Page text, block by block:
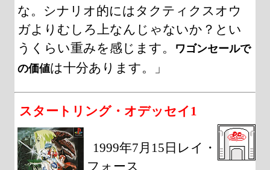
な。シナリオ的にはタクティクスオウ
ガよりむしろ上なんじゃないか？とい
うくらい重みを感じます。
ワゴンセールで
の価値は十分あります。」
スタートリング・オデッセイ1
1999年7月15日レイ・
フォース